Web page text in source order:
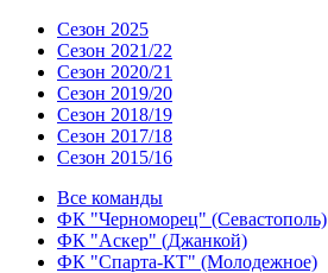
Сезон 2025
Сезон 2021/22
Сезон 2020/21
Сезон 2019/20
Сезон 2018/19
Сезон 2017/18
Сезон 2015/16
Все команды
ФК "Черноморец" (Севастополь)
ФК "Аскер" (Джанкой)
ФК "Спарта-КТ" (Молодежное)